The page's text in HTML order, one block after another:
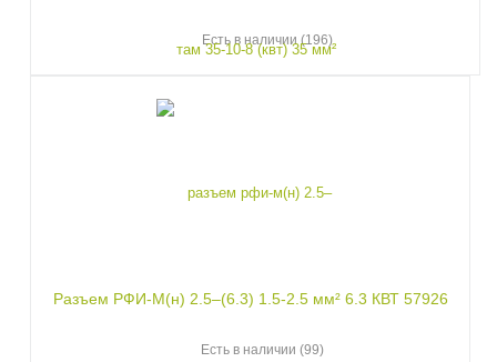
Есть в наличии (196)
Разъем РФИ-М(н) 2.5–(6.3) 1.5-2.5 мм² 6.3 КВТ 57926
Есть в наличии (99)